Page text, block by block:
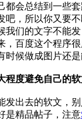
都会总结到一些
吧，所以你又要
我们的文字不能
，百度这个程序
候做成图片还是
程度避免自己的
出去的软文，别
是精品帖子，注意